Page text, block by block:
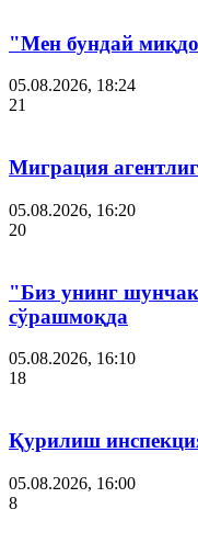
"Мен бундай
05.08.2026, 18:24
21
Миграция
05.08.2026, 16:20
20
"Биз унинг
сўрашмоқда
05.08.2026, 16:10
18
Қурилиш
05.08.2026, 16:00
8